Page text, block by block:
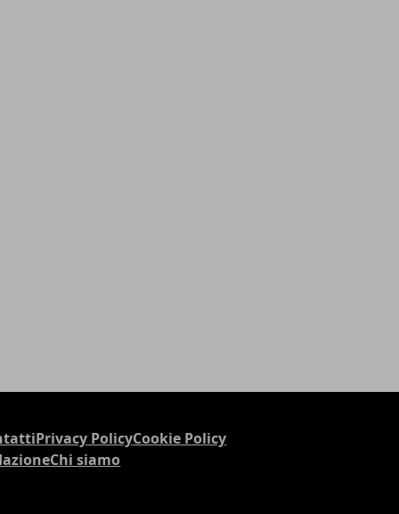
Privacy PolicyCookie Policy
Chi siamo